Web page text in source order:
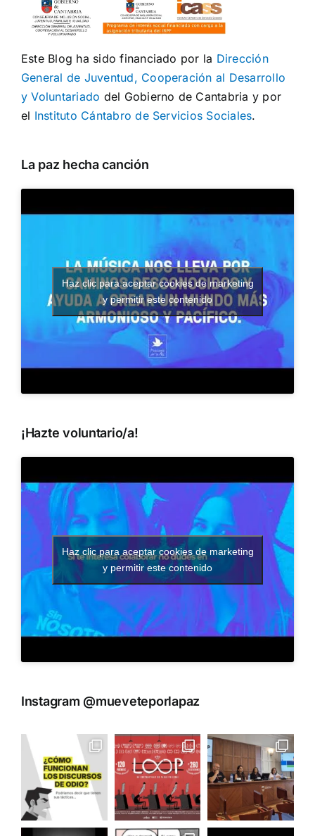
Este Blog ha sido financiado por la Dirección
General de Juventud, Cooperación al Desarrollo
y Voluntariado del Gobierno de Cantabria y por
el Instituto Cántabro de Servicios Sociales.
La paz hecha canción
Haz clic para aceptar cookies de marketing
y permitir este contenido
¡Hazte voluntario/a!
Haz clic para aceptar cookies de marketing
y permitir este contenido
Instagram @mueveteporlapaz